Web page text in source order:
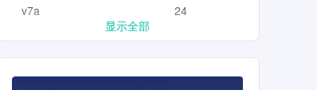
v7a
24
显示全部